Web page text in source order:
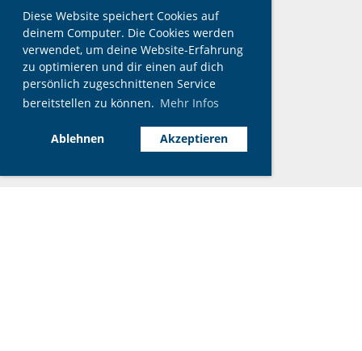
Diese Website speichert Cookies auf
deinem Computer. Die Cookies werden
verwendet, um deine Website-Erfahrung
zu optimieren und dir einen auf dich
persönlich zugeschnittenen Service
bereitstellen zu können. Mehr Infos
Ablehnen Akzeptieren